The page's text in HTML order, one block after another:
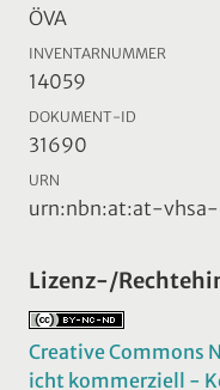
ÖVA
INVENTARNUMMER
14059
DOKUMENT-ID
31690
URN
urn:nbn:at:at-
Lizenz-/
Creative Commons
icht kommerziell -